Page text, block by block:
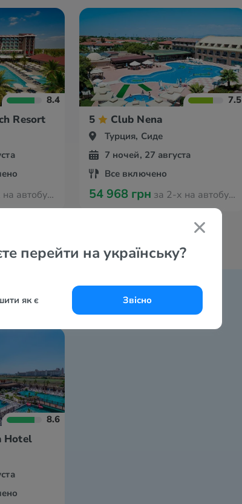
перейти на українську?
як є Звісно
8.4
Resort
из Одессы
7.5
5 Club Nena
Турция, Сиде
7 ночей, 27 августа
Все включено
54 968 грн за 2-х на автобусе из Одессы
8.6
Hotel